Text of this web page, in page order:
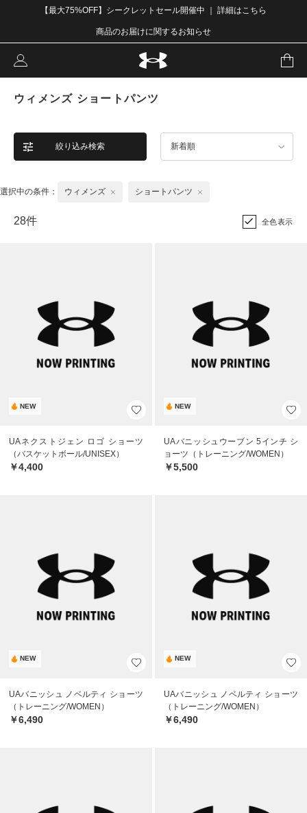
【最大75%OFF】シークレットセール開催中 ｜ 詳細はこちら
商品のお届けに関するお知らせ
ウィメンズ ショートパンツ
絞り込み検索 新着順
選択中の条件： ウィメンズ ショートパンツ
28件 全色表示
NEW
UAネクストジェン ロゴ ショーツ
（バスケットボール/UNISEX）
￥4,400
NEW
UAバニッシュウーブン 5インチ シ
ョーツ（トレーニング/WOMEN）
￥5,500
NEW
UAバニッシュ ノベルティ ショーツ
（トレーニング/WOMEN）
￥6,490
NEW
UAバニッシュ ノベルティ ショーツ
（トレーニング/WOMEN）
￥6,490